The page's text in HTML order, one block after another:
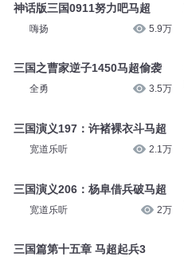
神话版三国0911努力吧马超
嗨扬 5.9万
三国之曹家逆子1450马超偷袭
全勇 3.5万
三国演义197：许褚裸衣斗马超
宽道乐听 2.1万
三国演义206：杨阜借兵破马超
宽道乐听 2万
三国篇第十五章 马超起兵3